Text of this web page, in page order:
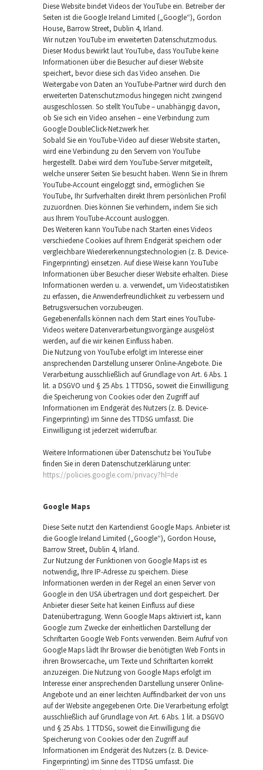
Diese Website bindet Videos der YouTube ein. Betreiber der
Seiten ist die Google Ireland Limited („Google“), Gordon
House, Barrow Street, Dublin 4, Irland.
Wir nutzen YouTube im erweiterten Datenschutzmodus.
Dieser Modus bewirkt laut YouTube, dass YouTube keine
Informationen über die Besucher auf dieser Website
speichert, bevor diese sich das Video ansehen. Die
Weitergabe von Daten an YouTube-Partner wird durch den
erweiterten Datenschutzmodus hingegen nicht zwingend
ausgeschlossen. So stellt YouTube – unabhängig davon,
ob Sie sich ein Video ansehen – eine Verbindung zum
Google DoubleClick-Netzwerk her.
Sobald Sie ein YouTube-Video auf dieser Website starten,
wird eine Verbindung zu den Servern von YouTube
hergestellt. Dabei wird dem YouTube-Server mitgeteilt,
welche unserer Seiten Sie besucht haben. Wenn Sie in Ihrem
YouTube-Account eingeloggt sind, ermöglichen Sie
YouTube, Ihr Surfverhalten direkt Ihrem persönlichen Profil
zuzuordnen. Dies können Sie verhindern, indem Sie sich
aus Ihrem YouTube-Account ausloggen.
Des Weiteren kann YouTube nach Starten eines Videos
verschiedene Cookies auf Ihrem Endgerät speichern oder
vergleichbare Wiedererkennungstechnologien (z. B. Device-
Fingerprinting) einsetzen. Auf diese Weise kann YouTube
Informationen über Besucher dieser Website erhalten. Diese
Informationen werden u. a. verwendet, um Videostatistiken
zu erfassen, die Anwenderfreundlichkeit zu verbessern und
Betrugsversuchen vorzubeugen.
Gegebenenfalls können nach dem Start eines YouTube-
Videos weitere Datenverarbeitungsvorgänge ausgelöst
werden, auf die wir keinen Einfluss haben.
Die Nutzung von YouTube erfolgt im Interesse einer
ansprechenden Darstellung unserer Online-Angebote. Die
Verarbeitung ausschließlich auf Grundlage von Art. 6 Abs. 1
lit. a DSGVO und § 25 Abs. 1 TTDSG, soweit die Einwilligung
die Speicherung von Cookies oder den Zugriff auf
Informationen im Endgerät des Nutzers (z. B. Device-
Fingerprinting) im Sinne des TTDSG umfasst. Die
Einwilligung ist jederzeit widerrufbar.
Weitere Informationen über Datenschutz bei YouTube
finden Sie in deren Datenschutzerklärung unter:
https://policies.google.com/privacy?hl=de
Google Maps
Diese Seite nutzt den Kartendienst Google Maps. Anbieter ist
die Google Ireland Limited („Google“), Gordon House,
Barrow Street, Dublin 4, Irland.
Zur Nutzung der Funktionen von Google Maps ist es
notwendig, Ihre IP-Adresse zu speichern. Diese
Informationen werden in der Regel an einen Server von
Google in den USA übertragen und dort gespeichert. Der
Anbieter dieser Seite hat keinen Einfluss auf diese
Datenübertragung. Wenn Google Maps aktiviert ist, kann
Google zum Zwecke der einheitlichen Darstellung der
Schriftarten Google Web Fonts verwenden. Beim Aufruf von
Google Maps lädt Ihr Browser die benötigten Web Fonts in
ihren Browsercache, um Texte und Schriftarten korrekt
anzuzeigen. Die Nutzung von Google Maps erfolgt im
Interesse einer ansprechenden Darstellung unserer Online-
Angebote und an einer leichten Auffindbarkeit der von uns
auf der Website angegebenen Orte. Die Verarbeitung erfolgt
ausschließlich auf Grundlage von Art. 6 Abs. 1 lit. a DSGVO
und § 25 Abs. 1 TTDSG, soweit die Einwilligung die
Speicherung von Cookies oder den Zugriff auf
Informationen im Endgerät des Nutzers (z. B. Device-
Fingerprinting) im Sinne des TTDSG umfasst. Die